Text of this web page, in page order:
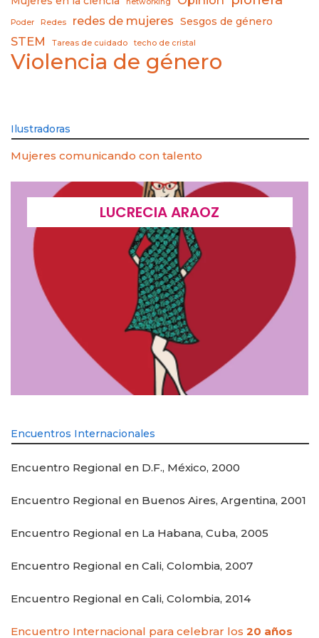
Poder Redes redes de mujeres Sesgos de género
STEM Tareas de cuidado techo de cristal
Violencia de género
Ilustradoras
Mujeres comunicando con talento
LUCRECIA ARAOZ
Encuentros Internacionales
Encuentro Regional en D.F., México, 2000
Encuentro Regional en Buenos Aires, Argentina, 2001
Encuentro Regional en La Habana, Cuba, 2005
Encuentro Regional en Cali, Colombia, 2007
Encuentro Regional en Cali, Colombia, 2014
Encuentro Internacional para celebrar los 20 años